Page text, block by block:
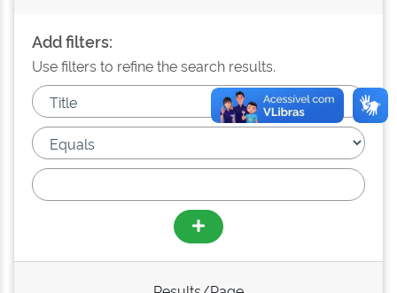
Add filters:
Use filters to refine the search results.